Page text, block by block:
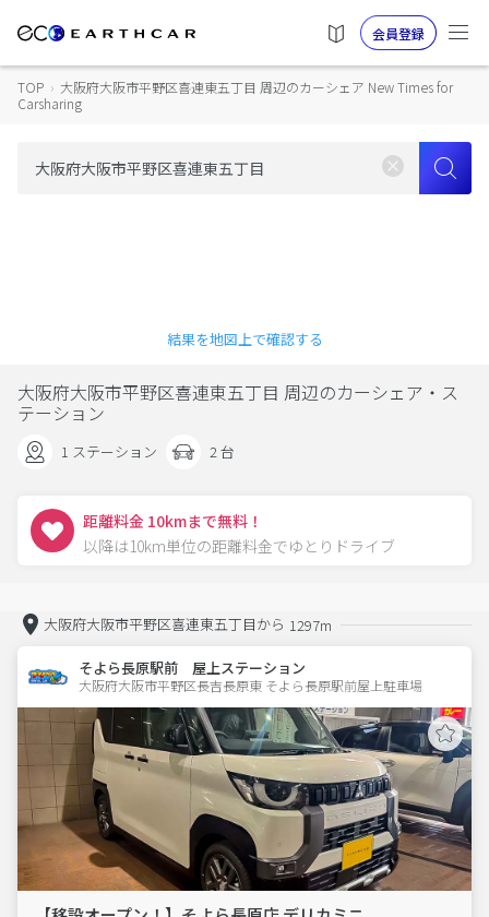
会員登録
TOP › 大阪府大阪市平野区喜連東五丁目 周辺のカーシェア New Times for
Carsharing
結果を地図上で確認する
大阪府大阪市平野区喜連東五丁目 周辺のカーシェア・ス
テーション
1 ステーション 2 台
距離料金 10kmまで無料！
以降は10km単位の距離料金でゆとりドライブ
大阪府大阪市平野区喜連東五丁目から 1297m
そよら長原駅前 屋上ステーション
大阪府大阪市平野区長吉長原東 そよら長原駅前屋上駐車場